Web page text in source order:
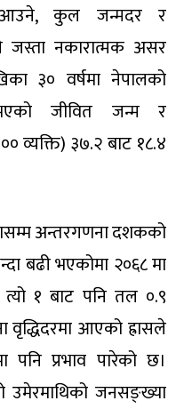
आउने, कुल जन्मदर र
जस्ता नकारात्मक असर
३० वर्षमा नेपालको
भएको जीवित जन्म र
व्यक्ति) ३७.२ बाट १८.४
अन्तरगणना दशकको
बढी भएकोमा २०६८ मा
१ बाट पनि तल ०.९
आएको ह्रासले
पनि प्रभाव पारेको छ।
उमेरमाथिको जनसङ्ख्या